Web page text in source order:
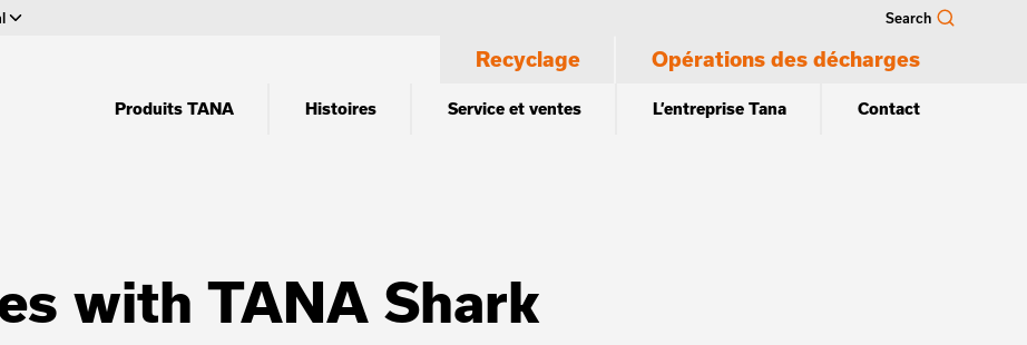
Search
Recyclage Opérations des décharges
Produits TANA Histoires Service et ventes L’entreprise Tana Contact
with TANA Shark